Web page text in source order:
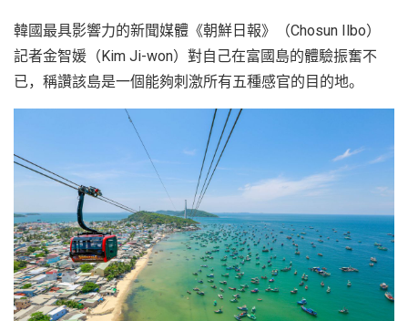
南
最
好
的
作
越
南
LOCAL
旅
行
韓國最具影響力的新聞媒體《朝鮮日報》（Chosun Ilbo）
記者金智媛（Kim Ji-won）對自己在富國島的體驗振奮不
已，稱讚該島是一個能夠刺激所有五種感官的目的地。